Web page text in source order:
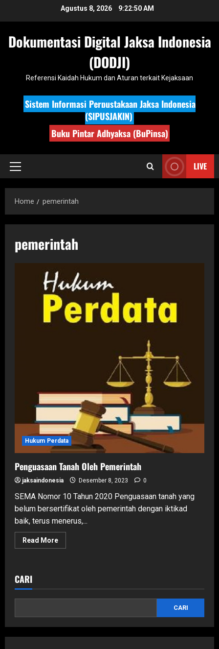
Agustus 8, 2026 9:22:50 AM
Dokumentasi Digital Jaksa Indonesia
(DODJI)
Referensi Kaidah Hukum dan Aturan terkait Kejaksaan
Sistem Informasi Perpustakaan Jaksa Indonesia
(SIPUSJAKIN)
Buku Pintar Adhyaksa (BuPinsa)
Primary
LIVE
Home pemerintah
pemerintah
Hukum Perdata
Penguasaan Tanah Oleh Pemerintah
jaksaindonesia Desember 8, 2023 0
SEMA Nomor 10 Tahun 2020 Penguasaan tanah yang
belum bersertifikat oleh pemerintah dengan iktikad
baik, terus menerus,...
Read MoreRead
more
CARI
CARI